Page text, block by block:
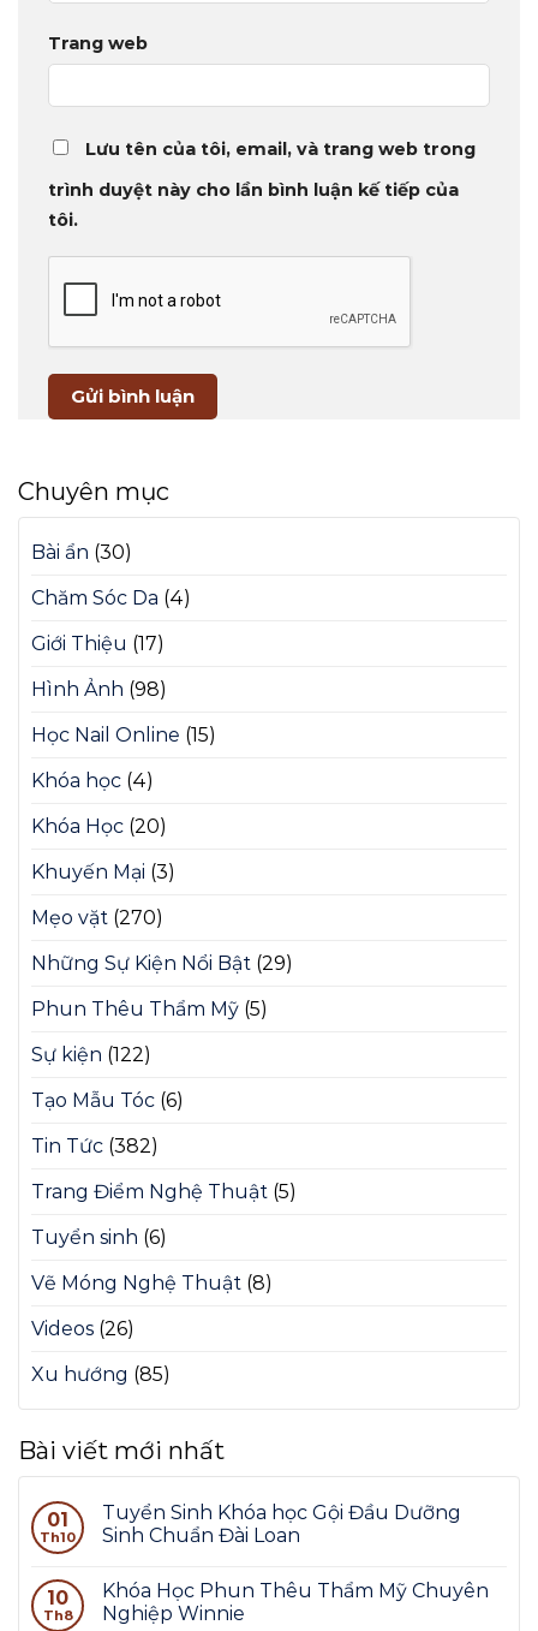
Trang web
Lưu tên của tôi, email, và trang web trong
trình duyệt này cho lần bình luận kế tiếp của
tôi.
Chuyên mục
Bài ẩn (30)
Chăm Sóc Da (4)
Giới Thiệu (17)
Hình Ảnh (98)
Học Nail Online (15)
Khóa học (4)
Khóa Học (20)
Khuyến Mại (3)
Mẹo vặt (270)
Những Sự Kiện Nổi Bật (29)
Phun Thêu Thẩm Mỹ (5)
Sự kiện (122)
Tạo Mẫu Tóc (6)
Tin Tức (382)
Trang Điểm Nghệ Thuật (5)
Tuyển sinh (6)
Vẽ Móng Nghệ Thuật (8)
Videos (26)
Xu hướng (85)
Bài viết mới nhất
01
Th10
Tuyển Sinh Khóa học Gội Đầu Dưỡng
Sinh Chuẩn Đài Loan
10
Th8
Khóa Học Phun Thêu Thẩm Mỹ Chuyên
Nghiệp Winnie